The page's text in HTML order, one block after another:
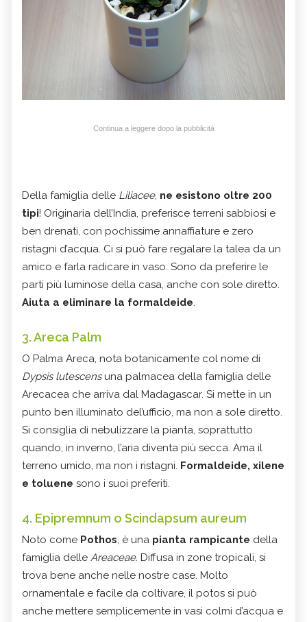
Continua a leggere dopo la pubblicità
Della famiglia delle Liliacee, ne esistono oltre 200
tipi! Originaria dell’India, preferisce terreni sabbiosi e
ben drenati, con pochissime annaffiature e zero
ristagni d’acqua. Ci si può fare regalare la talea da un
amico e farla radicare in vaso. Sono da preferire le
parti più luminose della casa, anche con sole diretto.
Aiuta a eliminare la formaldeide.
3. Areca Palm
O Palma Areca, nota botanicamente col nome di
Dypsis lutescensuna palmacea della famiglia delle
Arecacea che arriva dal Madagascar. Si mette in un
punto ben illuminato del’ufficio, ma non a sole diretto.
Si consiglia di nebulizzare la pianta, soprattutto
quando, in inverno, l’aria diventa più secca. Ama il
terreno umido, ma non i ristagni. Formaldeide, xilene
e toluene sono i suoi preferiti.
4. Epipremnum o Scindapsum aureum
Noto come Pothos, è una pianta rampicante della
famiglia delle Areaceae. Diffusa in zone tropicali, si
trova bene anche nelle nostre case. Molto
ornamentale e facile da coltivare, il potos si può
anche mettere semplicemente in vasi colmi d’acqua e